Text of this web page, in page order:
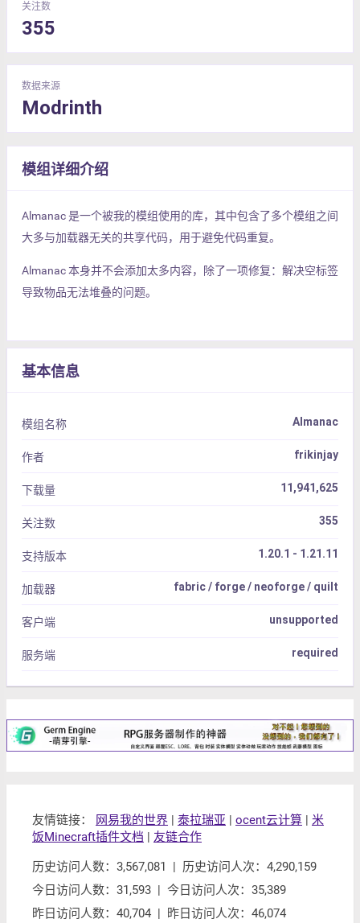
关注数
355
数据来源
Modrinth
模组详细介绍
Almanac 是一个被我的模组使用的库，其中包含了多个模组之间
大多与加载器无关的共享代码，用于避免代码重复。
Almanac 本身并不会添加太多内容，除了一项修复：解决空标签
导致物品无法堆叠的问题。
基本信息
模组名称 Almanac
作者 frikinjay
下载量 11,941,625
关注数 355
支持版本 1.20.1 - 1.21.11
加载器 fabric / forge / neoforge / quilt
客户端 unsupported
服务端 required
友情链接： 网易我的世界 | 泰拉瑞亚 | ocent云计算 | 米
饭Minecraft插件文档 | 友链合作
历史访问人数：3,567,081 | 历史访问人次：4,290,159
今日访问人数：31,593 | 今日访问人次：35,389
昨日访问人数：40,704 | 昨日访问人次：46,074